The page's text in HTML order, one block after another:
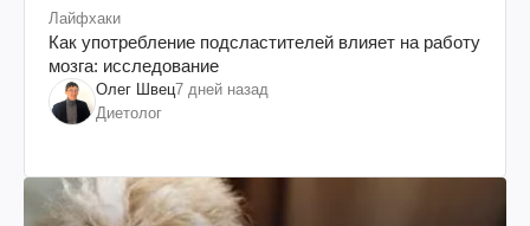
Лайфхаки
Как употребление подсластителей влияет на работу
мозга: исследование
Олег Швец7 дней назад
Диетолог